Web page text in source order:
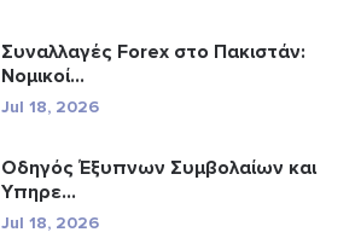
Συναλλαγές Forex στο Πακιστάν:
Νομικοί...
Jul 18, 2026
Οδηγός Έξυπνων Συμβολαίων και
Υπηρε...
Jul 18, 2026